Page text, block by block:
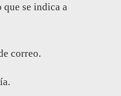
se indica a
correo.